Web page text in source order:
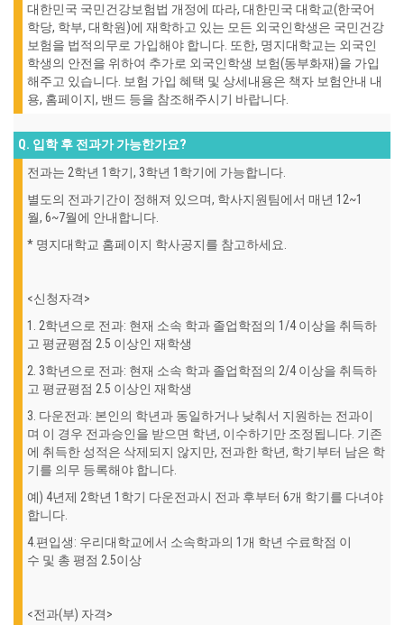
대한민국 국민건강보험법 개정에 따라, 대한민국 대학교(한국어
학당, 학부, 대학원)에 재학하고 있는 모든 외국인학생은 국민건강
보험을 법적의무로 가입해야 합니다. 또한, 명지대학교는 외국인
학생의 안전을 위하여 추가로 외국인학생 보험(동부화재)을 가입
해주고 있습니다. 보험 가입 혜택 및 상세내용은 책자 보험안내 내
용, 홈페이지, 밴드 등을 참조해주시기 바랍니다.
Q. 입학 후 전과가 가능한가요?
전과는 2학년 1학기, 3학년 1학기에 가능합니다.
별도의 전과기간이 정해져 있으며, 학사지원팀에서 매년 12~1
월, 6~7월에 안내합니다.
* 명지대학교 홈페이지 학사공지를 참고하세요.
<신청자격>
1. 2학년으로 전과: 현재 소속 학과 졸업학점의 1/4 이상을 취득하
고 평균평점 2.5 이상인 재학생
2. 3학년으로 전과: 현재 소속 학과 졸업학점의 2/4 이상을 취득하
고 평균평점 2.5 이상인 재학생
3. 다운전과: 본인의 학년과 동일하거나 낮춰서 지원하는 전과이
며 이 경우 전과승인을 받으면 학년, 이수하기만 조정됩니다. 기존
에 취득한 성적은 삭제되지 않지만, 전과한 학년, 학기부터 남은 학
기를 의무 등록해야 합니다.
예) 4년제 2학년 1학기 다운전과시 전과 후부터 6개 학기를 다녀야
합니다.
4.편입생: 우리대학교에서 소속학과의 1개 학년 수료학점 이
수 및 총 평점 2.5이상
<전과(부) 자격>